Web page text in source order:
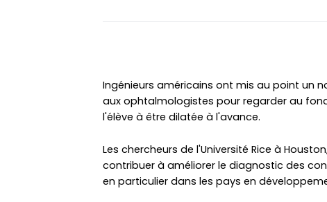
Ingénieurs américains ont mis au point un
aux ophtalmologistes pour regarder au
l'élève à être dilatée à l'avance.
Les chercheurs de l'Université Rice à
contribuer à améliorer le diagnostic des
en particulier dans les pays en